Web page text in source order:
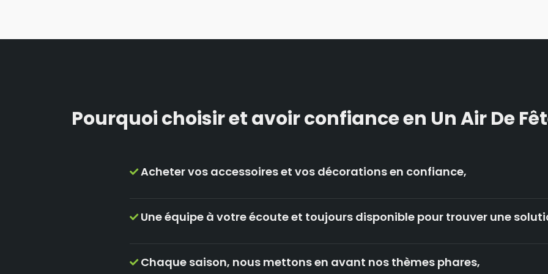
Pourquoi choisir et avoir confiance en Un Air De
Acheter vos accessoires et vos décorations en confiance,
Une équipe à votre écoute et toujours disponible pour trouver une
Chaque saison, nous mettons en avant nos thèmes phares,